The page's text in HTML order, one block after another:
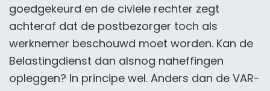
goedgekeurd en de civiele rechter zegt
achteraf dat de postbezorger toch als
werknemer beschouwd moet worden. Kan de
Belastingdienst dan alsnog naheffingen
opleggen? In principe wel. Anders dan de VAR-